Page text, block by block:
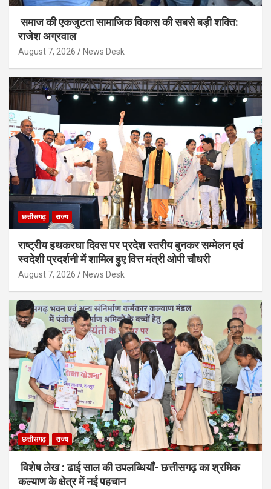
समाज की एकजुटता सामाजिक विकास की सबसे बड़ी शक्ति:
राजेश अग्रवाल
August 7, 2026 News Desk
छत्तीसगढ़ राज्य
राष्ट्रीय हथकरघा दिवस पर प्रदेश स्तरीय बुनकर सम्मेलन एवं
स्वदेशी प्रदर्शनी में शामिल हुए वित्त मंत्री ओपी चौधरी
August 7, 2026 News Desk
छत्तीसगढ़ राज्य
विशेष लेख : ढाई साल की उपलब्धियाँ- छत्तीसगढ़ का श्रमिक
कल्याण के क्षेत्र में नई पहचान